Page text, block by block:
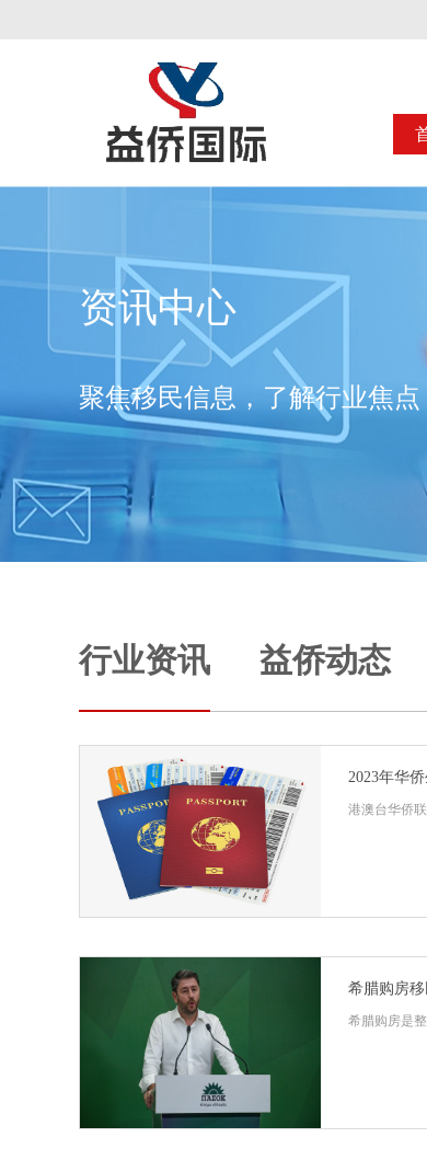
资讯中心
聚焦移民信息，了解行业焦点
行业资讯 益侨动态
2023年华
港澳台华侨
希腊购房
希腊购房是